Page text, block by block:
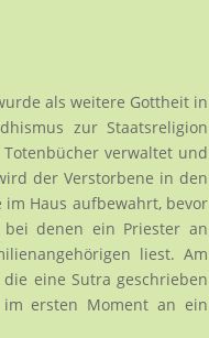
als weitere Gottheit in
zur Staatsreligion
verwaltet und
der Verstorbene in den
Haus aufbewahrt, bevor
denen ein Priester an
liest. Am
eine Sutra geschrieben
im ersten Moment an ein